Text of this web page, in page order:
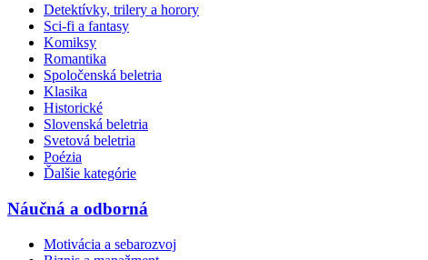
Detektívky, trilery a horory
Sci-fi a fantasy
Komiksy
Romantika
Spoločenská beletria
Klasika
Historické
Slovenská beletria
Svetová beletria
Poézia
Ďalšie kategórie
Náučná a odborná
Motivácia a sebarozvoj